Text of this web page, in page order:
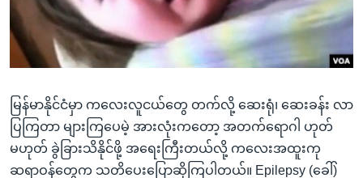
ညွန်း
စာမျက်နှာ
ကျော်
ကြည့်
ရန်
ရှာဖွေ
သုတပဒေသာ အင်္ဂလိပ်စာ
Learning English
ဘာသာစကားများ
မြန်မာနိုင်ငံမှာ ကလေးလူငယ်တွေ တက်လို့ ဆေးရုံ၊ ဆေးခန်း လာ
ပြကြတာ များကြပေမဲ့ အားလုံးကတော့ အတက်ရောဂါ ဟုတ်
မဟုတ် ခွဲခြားသိနိုင်ဖို့ အရေးကြီးတယ်လို့ ကလေးအထူးကု
ဆရာဝန်တွေက သတိပေးပြောဆိုကြပါတယ်။ Epilepsy (ခေါ်)